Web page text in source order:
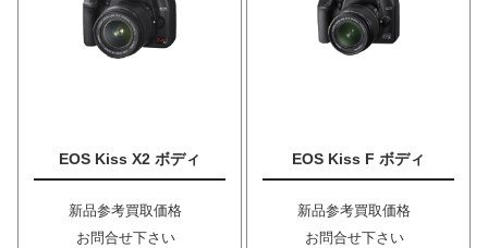
EOS Kiss X2 ボディ
新品参考買取価格
お問合せ下さい
EOS Kiss F ボディ
新品参考買取価格
お問合せ下さい